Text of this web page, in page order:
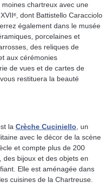
chartreux avec une
dont Battistello Caracciolo
également dans le musée
porcelaines et
des reliques de
aux cérémonies
de vues et de cartes de
restituera la beauté
la Crèche Cuciniello , un
avec le décor de la scène
et compte plus de 200
des bijoux et des objets en
Elle est aménagée dans
cuisines de la Chartreuse.